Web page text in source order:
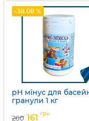
-38.08 %
рН мінус для
гранули 1 кг
260 161 грн